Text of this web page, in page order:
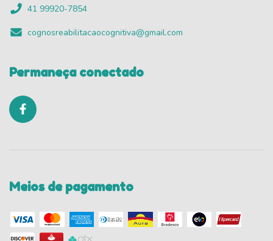
41 99920-7854
cognosreabilitacaocognitiva@gmail.com
Permaneça conectado
Meios de pagamento